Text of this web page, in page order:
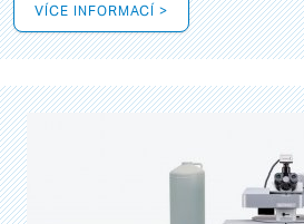
VÍCE INFORMACÍ >